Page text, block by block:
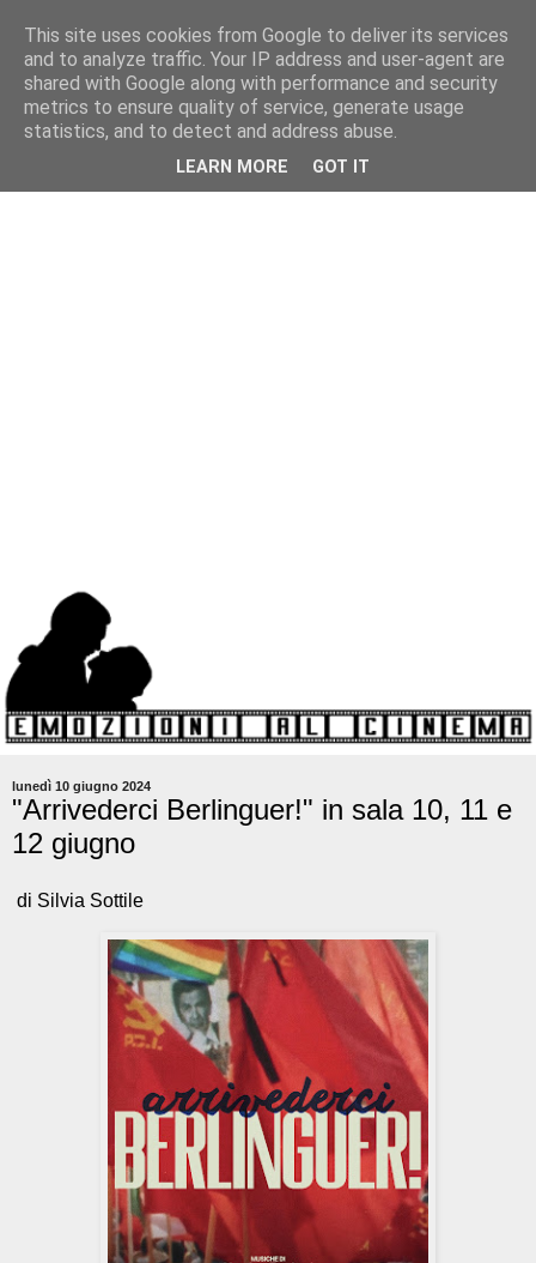
lunedì 10 giugno 2024
"Arrivederci Berlinguer!" in sala 10, 11 e
12 giugno
di Silvia Sottile
This site uses cookies from Google to deliver its services
and to analyze traffic. Your IP address and user-agent are
shared with Google along with performance and security
metrics to ensure quality of service, generate usage
statistics, and to detect and address abuse.
LEARN MORE GOT IT